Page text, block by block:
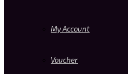
My Account
Voucher